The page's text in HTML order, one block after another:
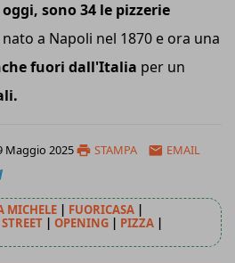
sono 34 le pizzerie
nato a Napoli nel 1870 e ora una
fuori dall'Italia per un
Maggio 2025 STAMPA
EMAIL
MICHELE | FUORICASA |
| OPENING | PIZZA |